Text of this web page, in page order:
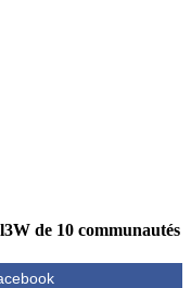
de 10 communautés